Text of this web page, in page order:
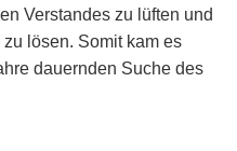
Verstandes zu lüften und
lösen. Somit kam es
dauernden Suche des